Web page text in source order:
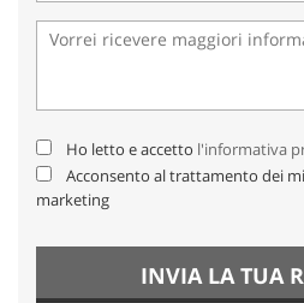
Ho letto e accetto l'informativa
Acconsento al trattamento dei
marketing
INVIA LA TUA